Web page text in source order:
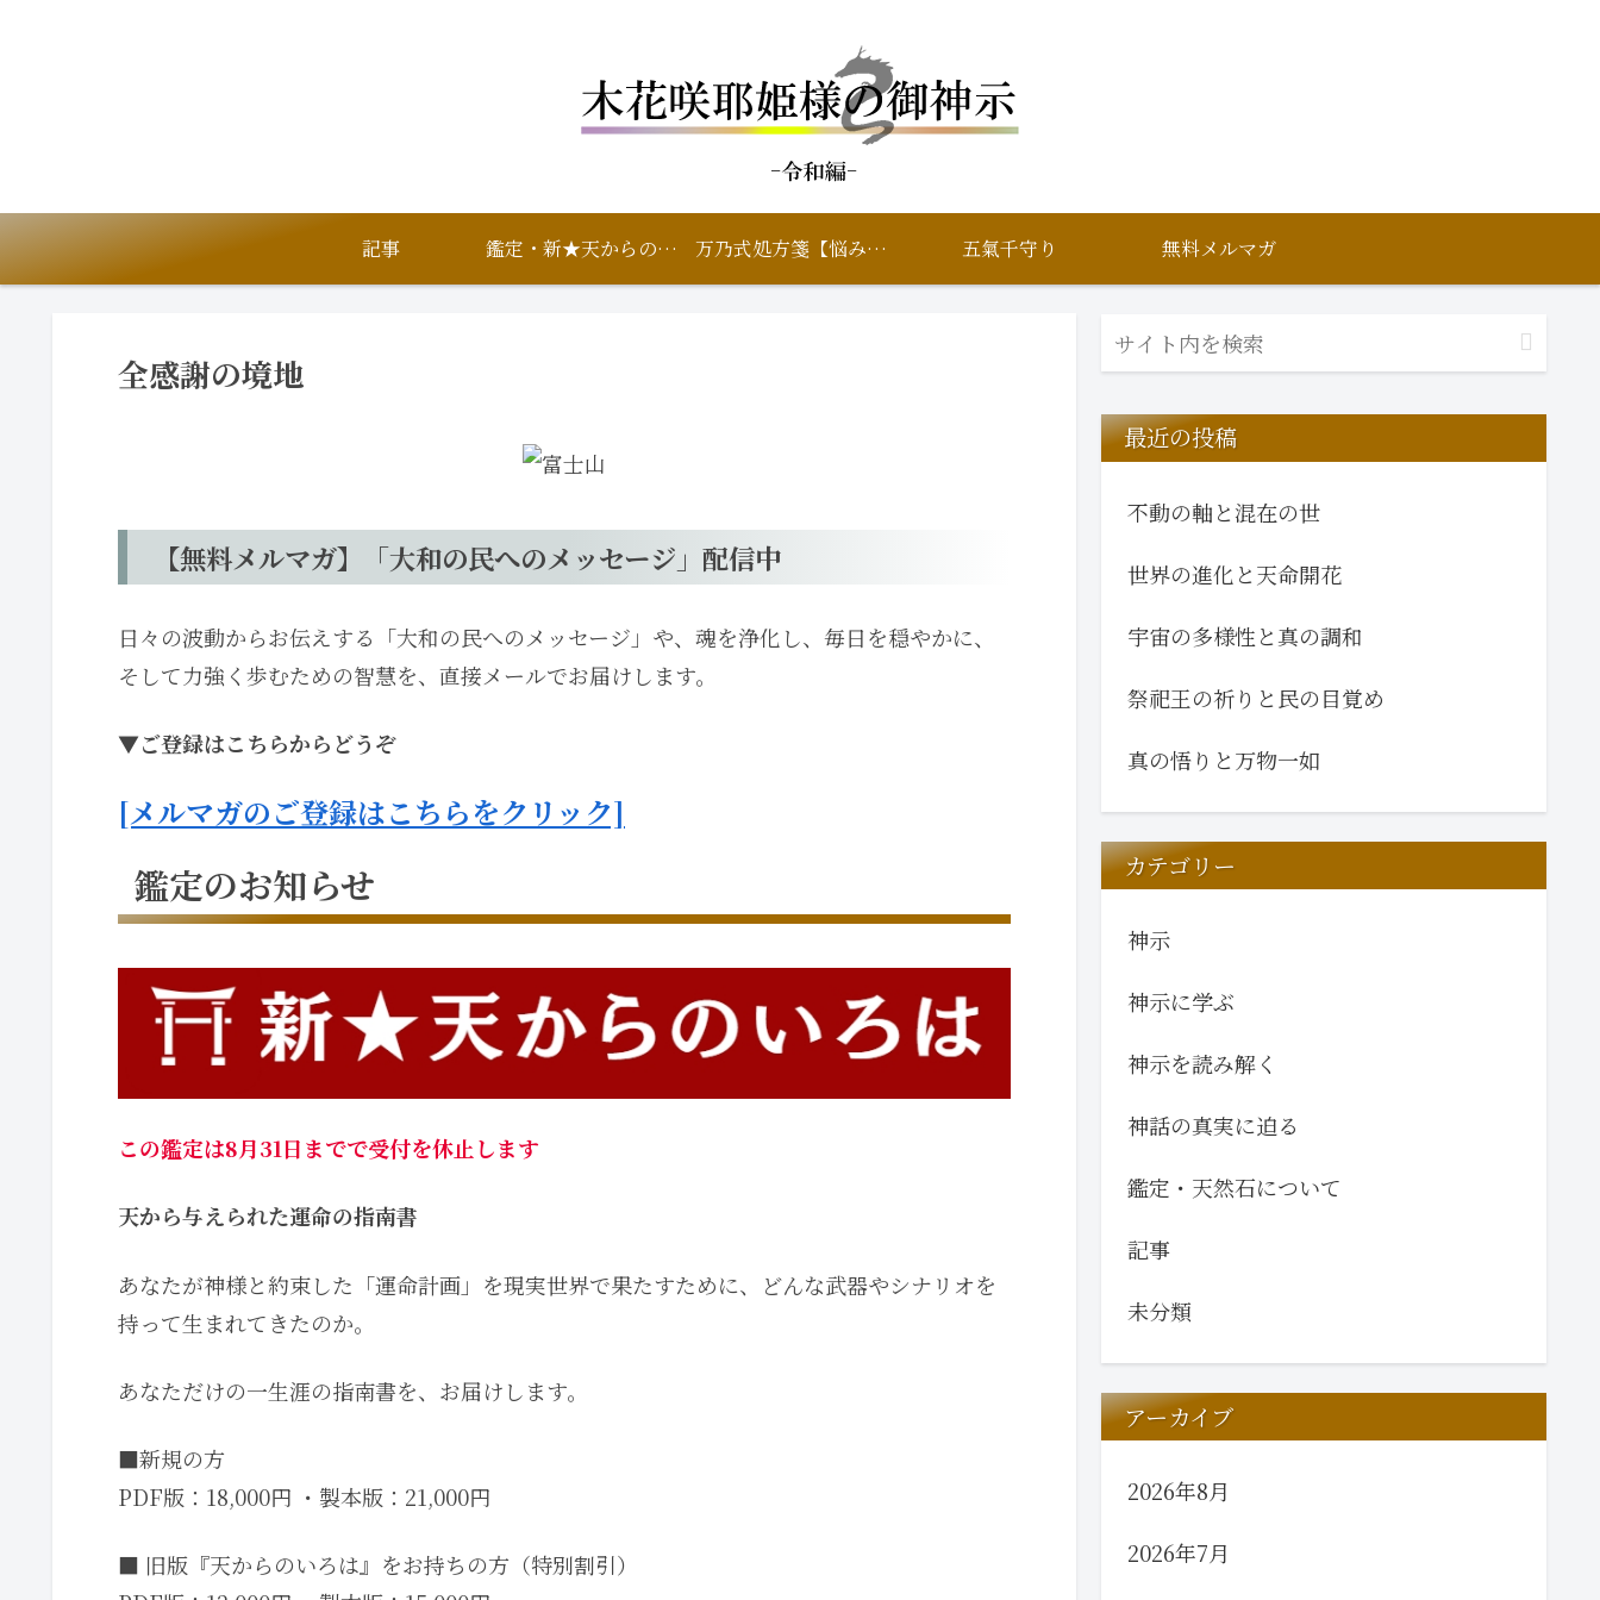
記事 鑑定・新★天からのいろは 万乃式処方箋【悩み相談】 五氣千守り 無料メルマガ
全感謝の境地
【無料メルマガ】「大和の民へのメッセージ」配信中
日々の波動からお伝えする「大和の民へのメッセージ」や、魂を浄化し、毎日を穏やかに、
そして力強く歩むための智慧を、直接メールでお届けします。
▼ご登録はこちらからどうぞ
[メルマガのご登録はこちらをクリック]
鑑定のお知らせ
この鑑定は8月31日までで受付を休止します
天から与えられた運命の指南書
あなたが神様と約束した「運命計画」を現実世界で果たすために、どんな武器やシナリオを
持って生まれてきたのか。
あなただけの一生涯の指南書を、お届けします。
■新規の方
PDF版：18,000円 ・製本版：21,000円
■ 旧版『天からのいろは』をお持ちの方（特別割引）
最近の投稿
不動の軸と混在の世
世界の進化と天命開花
宇宙の多様性と真の調和
祭祀王の祈りと民の目覚め
真の悟りと万物一如
カテゴリー
神示
神示に学ぶ
神示を読み解く
神話の真実に迫る
鑑定・天然石について
記事
未分類
アーカイブ
2026年8月
2026年7月